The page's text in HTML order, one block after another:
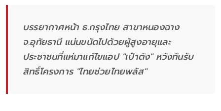
บรรยากาศหน้า ธ.กรุงไทย สาขาหนองฉาง
จ.อุทัยธานี แน่นขนัดไปด้วยผู้สูงอายุและ
ประชาชนที่แห่มาแก้ไขแอป "เป๋าตัง" หวังทันรับ
สิทธิ์โครงการ "ไทยช่วยไทยพลัส"